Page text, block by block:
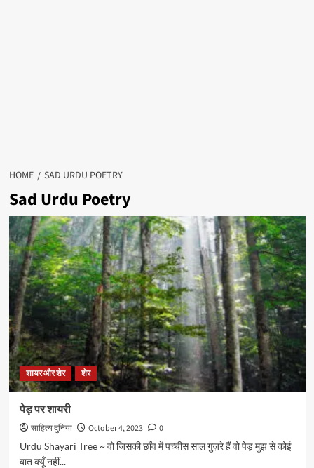
HOME SAD URDU POETRY
Sad Urdu Poetry
शायर और शेर शेर
पेड़ पर शायरी
साहित्य दुनिया October 4, 2023
0
Urdu Shayari Tree ~ वो जिसकी छाँव में पच्चीस साल गुज़रे हैं वो पेड़ मुझ से कोई
बात क्यूँ नहीं...